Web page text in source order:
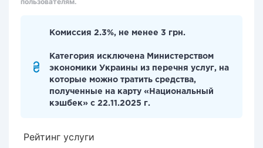
Комиссия 2.3%, не менее 3 грн.
Категория исключена Министерством
экономики Украины из перечня услуг, на
которые можно тратить средства,
полученные на карту «Национальный
кэшбек» с 22.11.2025 г.
Рейтинг услуги